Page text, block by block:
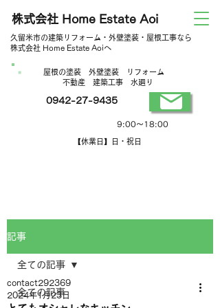
株式会社 Home Estate Aoi
久留米市の建築リフォーム・外壁塗装・屋根工事なら
株式会社 Home Estate Aoiへ
屋根の塗装 外壁塗装 リフォーム
不動産 建築工事 水廻り
0942-27-9435
9:00～18:00
【休業日】日・祝日
記事
全ての記事
全ての記事
contact292369
2024年1月23日